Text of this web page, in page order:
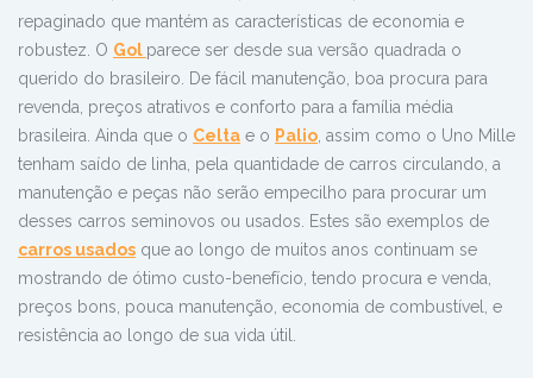
repaginado que mantém as características de economia e
robustez. O Gol parece ser desde sua versão quadrada o
querido do brasileiro. De fácil manutenção, boa procura para
revenda, preços atrativos e conforto para a família média
brasileira. Ainda que o Celta e o Palio, assim como o Uno Mille
tenham saído de linha, pela quantidade de carros circulando, a
manutenção e peças não serão empecilho para procurar um
desses carros seminovos ou usados. Estes são exemplos de
carros usados que ao longo de muitos anos continuam se
mostrando de ótimo custo-benefício, tendo procura e venda,
preços bons, pouca manutenção, economia de combustível, e
resistência ao longo de sua vida útil.